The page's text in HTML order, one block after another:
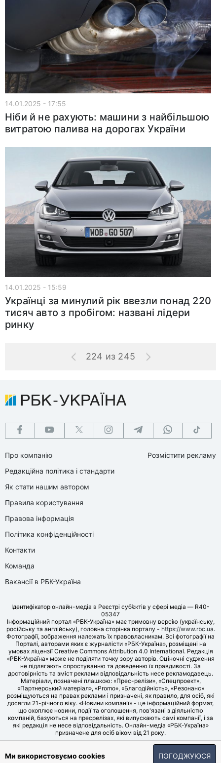
14.01.2025 - 17:55
Ніби й не рахують: машини з найбільшою
витратою палива на дорогах України
14.01.2025 - 15:59
Українці за минулий рік ввезли понад 220
тисяч авто з пробігом: названі лідери
ринку
224 из 245
Про компанію
Редакційна політика і стандарти
Як стати нашим автором
Правила користування
Правова інформація
Політика конфіденційності
Контакти
Команда
Вакансії в РБК-Україна
Розмістити рекламу
Ідентифікатор онлайн-медіа в Реєстрі суб’єктів у сфері медіа — R40-
05347
Інформаційний портал «РБК-Україна» має тримовну версію (українську,
російську та англійську), головна сторінка порталу - https://www.rbc.ua.
Фотографії, зображення належать їх правовласникам. Всі фотографії на
Порталі, авторами яких є журналісти «РБК-Україна», розміщені на
умовах ліцензії Creative Commons Attribution 4.0 International. Редакція
«РБК-Україна» може не поділяти точку зору авторів. Оціночні судження
не підлягають спростуванню та доведенню їх правдивості. За
достовірність та зміст реклами відповідальність несе рекламодавець.
Матеріали, позначені плашкою: «Прес-релізи», «Спецпроект»,
«Партнерський матеріал», «Promo», «Благодійність», «Резонанс»
розміщуються на правах реклами і призначені, як правило, для осіб, які
досягли 21-річного віку. «Новини компанії» - це інформаційний формат,
що охоплює новини, події та оголошення, пов'язані з діяльністю
компаній, базуються на пресрелізах, які випускають самі компанії, і за
які редакція не несе відповідальність. Онлайн-медіа «РБК-Україна»
призначене для осіб віком від 21 року.
© LLC «UBT MEDIA», 2006-2026.
Ми використовуємо cookies ПОГОДЖУЮСЯ